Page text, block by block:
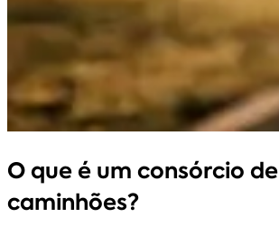
O que é um consórcio de
caminhões?